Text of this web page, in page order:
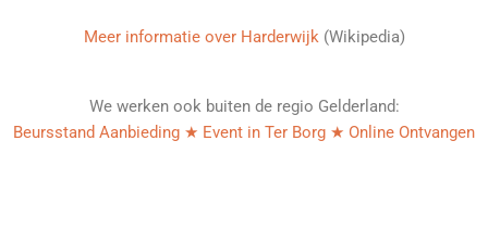
Meer informatie over Harderwijk(Wikipedia)
We werken ook buiten de regio Gelderland:
Beursstand Aanbieding ★ Event in Ter Borg ★ Online Ontvangen